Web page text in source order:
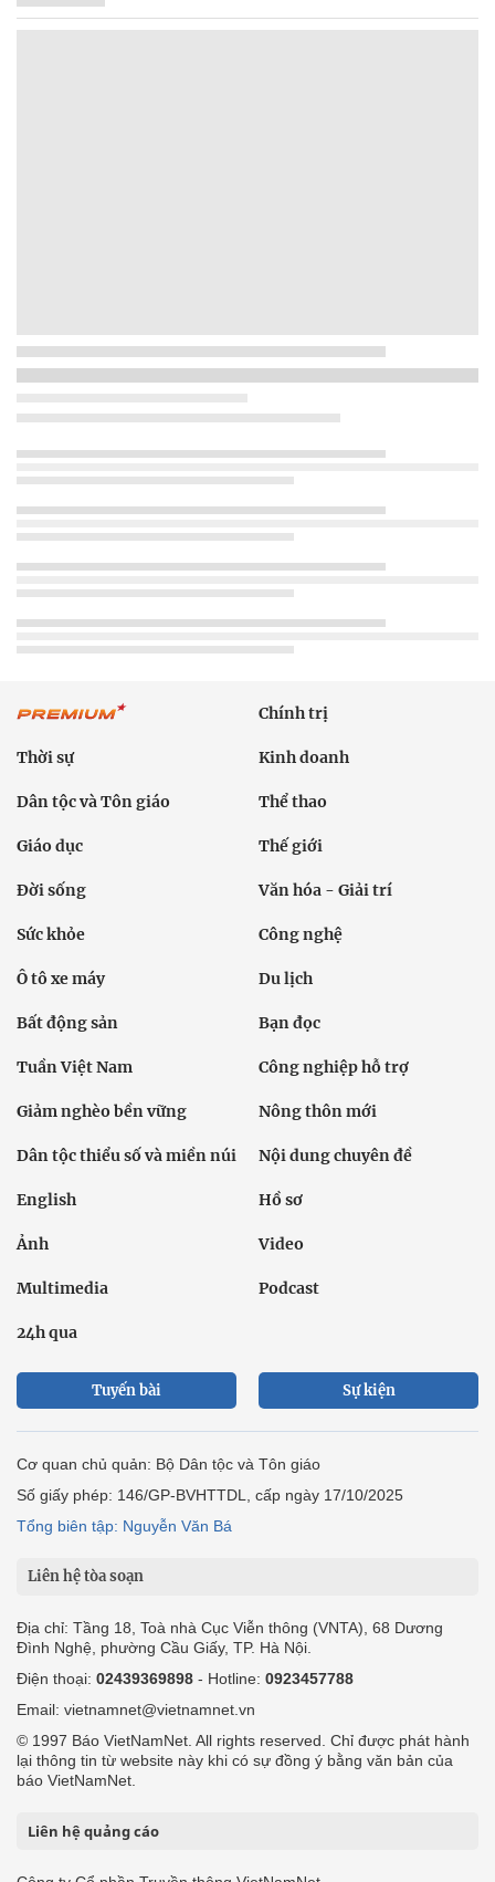
Chính trị
Thời sự Kinh doanh
Dân tộc và Tôn giáo Thể thao
Giáo dục Thế giới
Đời sống Văn hóa - Giải trí
Sức khỏe Công nghệ
Ô tô xe máy Du lịch
Bất động sản Bạn đọc
Tuần Việt Nam Công nghiệp hỗ trợ
Giảm nghèo bền vững Nông thôn mới
Dân tộc thiểu số và miền núi Nội dung chuyên đề
English Hồ sơ
Ảnh Video
Multimedia Podcast
24h qua
Tuyến bài Sự kiện
Cơ quan chủ quản: Bộ Dân tộc và Tôn giáo
Số giấy phép: 146/GP-BVHTTDL, cấp ngày 17/10/2025
Tổng biên tập: Nguyễn Văn Bá
Liên hệ tòa soạn
Địa chỉ: Tầng 18, Toà nhà Cục Viễn thông (VNTA), 68 Dương
Đình Nghệ, phường Cầu Giấy, TP. Hà Nội.
Điện thoại: 02439369898 - Hotline: 0923457788
Email: vietnamnet@vietnamnet.vn
© 1997 Báo VietNamNet. All rights reserved. Chỉ được phát hành
lại thông tin từ website này khi có sự đồng ý bằng văn bản của
báo VietNamNet.
Liên hệ quảng cáo